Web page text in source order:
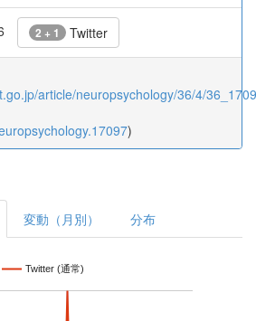
2 + 1 Twitter
article/neuropsychology/36/4/
)
変動（月別） 分布
Twitter (通常)